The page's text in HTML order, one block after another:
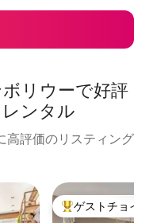
リウーで好評
ンタル
高評価のリスティング
大好評のゲスト
ゲストチョイス